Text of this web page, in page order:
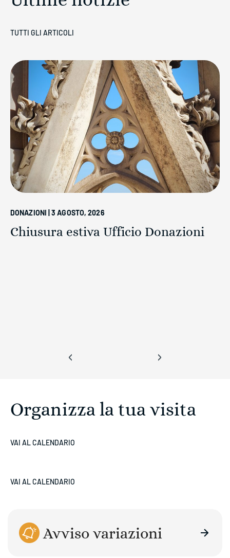
TUTTI GLI ARTICOLI
DONAZIONI | 3 AGOSTO, 2026
Chiusura estiva Ufficio Donazioni
‹ ›
Organizza la tua visita
VAI AL CALENDARIO
VAI AL CALENDARIO
Avviso variazioni